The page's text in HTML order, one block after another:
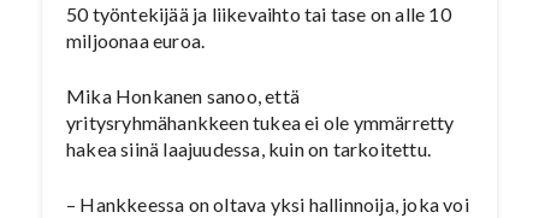
50 työntekijää ja liikevaihto tai tase on alle 10
miljoonaa euroa.
Mika Honkanen sanoo, että
yritysryhmähankkeen tukea ei ole ymmärretty
hakea siinä laajuudessa, kuin on tarkoitettu.
– Hankkeessa on oltava yksi hallinnoija, joka voi